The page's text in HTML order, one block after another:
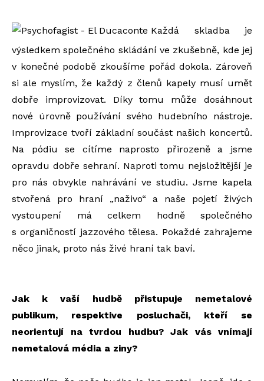
Každá skladba je
výsledkem společného skládání ve zkušebně, kde jej
v konečné podobě zkoušíme pořád dokola. Zároveň
si ale myslím, že každý z členů kapely musí umět
dobře improvizovat. Díky tomu může dosáhnout
nové úrovně používání svého hudebního nástroje.
Improvizace tvoří základní součást našich koncertů.
Na pódiu se cítíme naprosto přirozeně a jsme
opravdu dobře sehraní. Naproti tomu nejsložitější je
pro nás obvykle nahrávání ve studiu. Jsme kapela
stvořená pro hraní „naživo“ a naše pojetí živých
vystoupení má celkem hodně společného
s organičností jazzového tělesa. Pokaždé zahrajeme
něco jinak, proto nás živé hraní tak baví.
Jak k vaší hudbě přistupuje nemetalové
publikum, respektive posluchači, kteří se
neorientují na tvrdou hudbu? Jak vás vnímají
nemetalová média a ziny?